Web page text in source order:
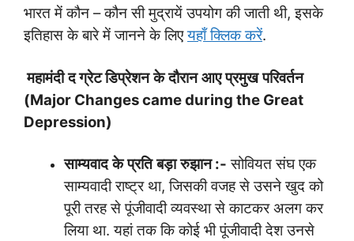
भारत में कौन – कौन सी मुद्रायें उपयोग की जाती थी, इसके
इतिहास के बारे में जानने के लिएयहाँ क्लिक करें.
महामंदी द ग्रेट डिप्रेशन के दौरान आए प्रमुख परिवर्तन
(Major Changes came during the Great
Depression)
साम्यवाद के प्रति बड़ा रुझान:- सोवियत संघ एक
साम्यवादी राष्ट्र था, जिसकी वजह से उसने खुद को
पूरी तरह से पूंजीवादी व्यवस्था से काटकर अलग कर
लिया था. यहां तक कि कोई भी पूंजीवादी देश उनसे